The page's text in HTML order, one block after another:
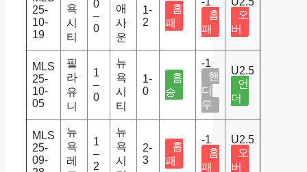
25-
10-
19
욕
시
티
0
–
0
애
사
운
1-
2
홈
패
홈
패
오
버
MLS
25-
10-
05
필
라
유
니
1
–
0
뉴
욕
시
티
1-
0
홈
승
-1
핸
디
무
U2.5
언
더
MLS
25-
09-
뉴
욕
레
1
–
2
뉴
욕
시
2-
3
홈
패
-1
홈
패
U2.5
오
버